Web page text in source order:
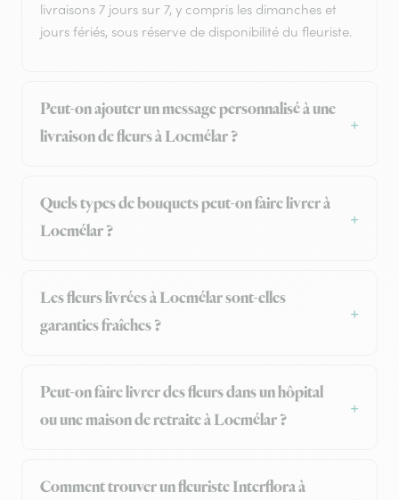
livraisons 7 jours sur 7, y compris les dimanches et
jours fériés, sous réserve de disponibilité du fleuriste.
Peut-on ajouter un message personnalisé à une
livraison de fleurs à Locmélar ?
Quels types de bouquets peut-on faire livrer à
Locmélar ?
Les fleurs livrées à Locmélar sont-elles
garanties fraîches ?
Peut-on faire livrer des fleurs dans un hôpital
ou une maison de retraite à Locmélar ?
Comment trouver un fleuriste Interflora à